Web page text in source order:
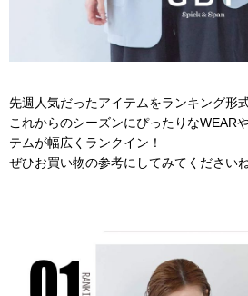
先週人気だったアイテムをランキング形
これからのシーズンにぴったりなWEAR
テムが幅広くランクイン！
ぜひお買い物の参考にしてみてくださいね